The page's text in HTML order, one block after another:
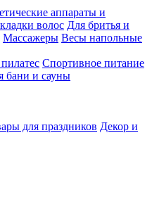
аппараты и
волос Для бритья и
Массажеры Весы напольные
Спортивное питание
бани и сауны
для праздников Декор и